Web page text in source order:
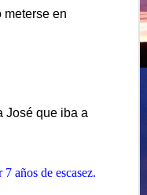
meterse en
José que iba a
años de escasez.